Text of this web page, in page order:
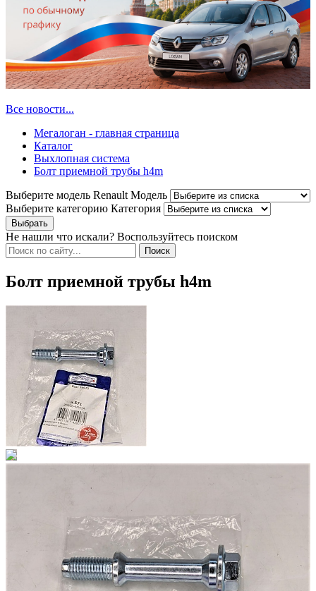
Все новости...
Мегалоган - главная страница
Каталог
Выхлопная система
Болт приемной трубы h4m
Выберите модель Renault Модель
Выберите категорию Категория
Не нашли что искали? Воспользуйтесь поиском
Болт приемной трубы h4m